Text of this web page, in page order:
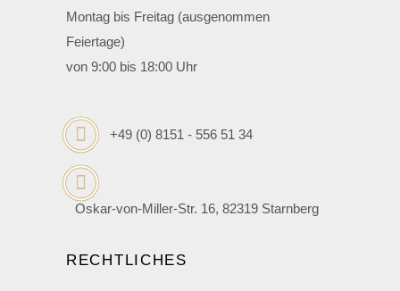
Montag bis Freitag (ausgenommen
Feiertage)
von 9:00 bis 18:00 Uhr
+49 (0) 8151 - 556 51 34
Oskar-von-Miller-Str. 16, 82319 Starnberg
RECHTLICHES